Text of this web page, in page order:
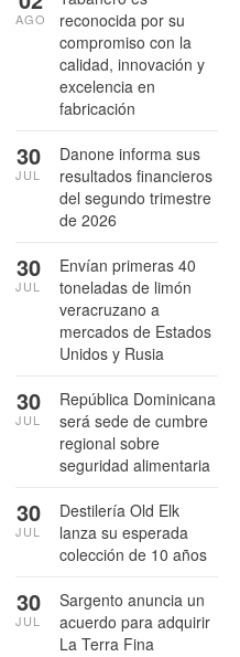
reconocida por su
compromiso con la
calidad, innovación y
excelencia en
fabricación
AGO
Danone informa sus
resultados financieros
del segundo trimestre
de 2026
30
JUL
Envían primeras 40
toneladas de limón
veracruzano a
mercados de Estados
Unidos y Rusia
30
JUL
República Dominicana
será sede de cumbre
regional sobre
seguridad alimentaria
30
JUL
Destilería Old Elk
lanza su esperada
colección de 10 años
30
JUL
Sargento anuncia un
acuerdo para adquirir
La Terra Fina
30
JUL